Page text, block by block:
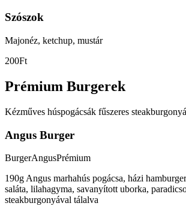
Szószok
Majonéz, ketchup, mustár
200Ft
Prémium Burgerek
Kézműves húspogácsák fűszeres
Angus Burger
BurgerAngusPrémium
190g Angus marhahús pogácsa, házi
saláta, lilahagyma, savanyított uborka,
steakburgonyával tálalva